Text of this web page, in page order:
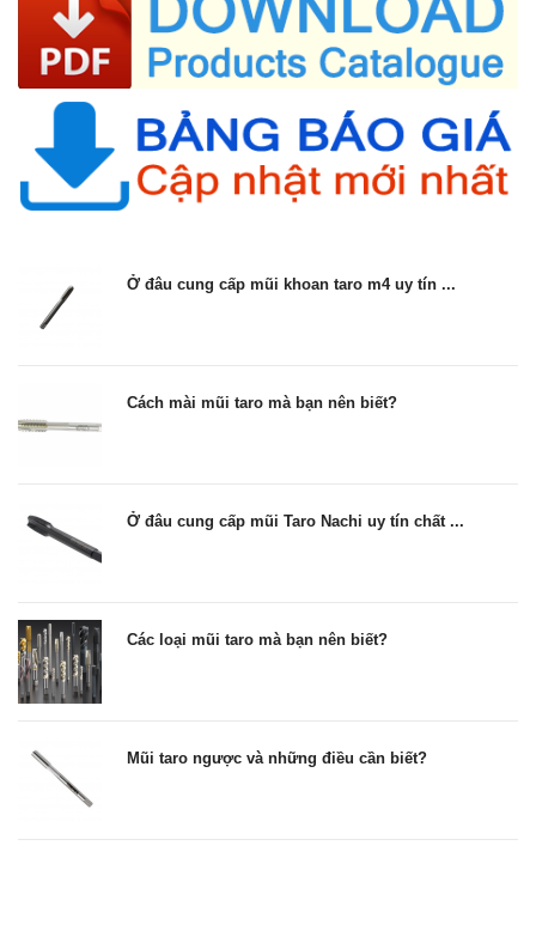
Ở đâu cung cấp mũi khoan taro m4 uy tín ...
Cách mài mũi taro mà bạn nên biết?
Ở đâu cung cấp mũi Taro Nachi uy tín chất ...
Các loại mũi taro mà bạn nên biết?
Mũi taro ngược và những điều cần biết?